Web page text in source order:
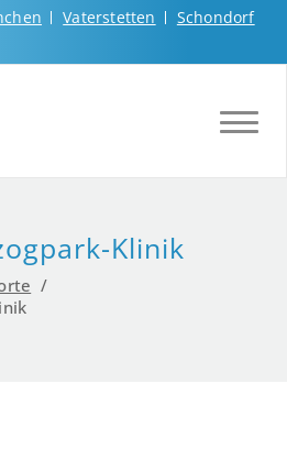
Vaterstetten
Schondorf
Klinik
/